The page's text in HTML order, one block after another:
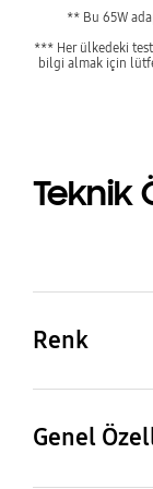
** Bu 65W
*** Her ülkedeki
bilgi almak için
Teknik
Renk
Black
Genel
Özellikler